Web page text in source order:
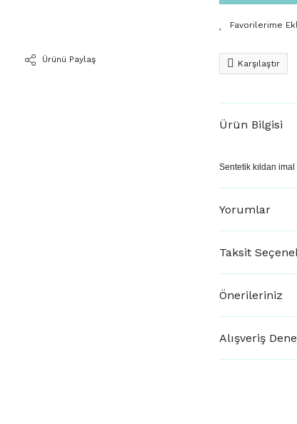
Ürünü Paylaş Karşılaştır
Ürün Bilgisi
Sentetik kıldan
Yorumlar
Taksit
Önerileriniz
Alışveriş